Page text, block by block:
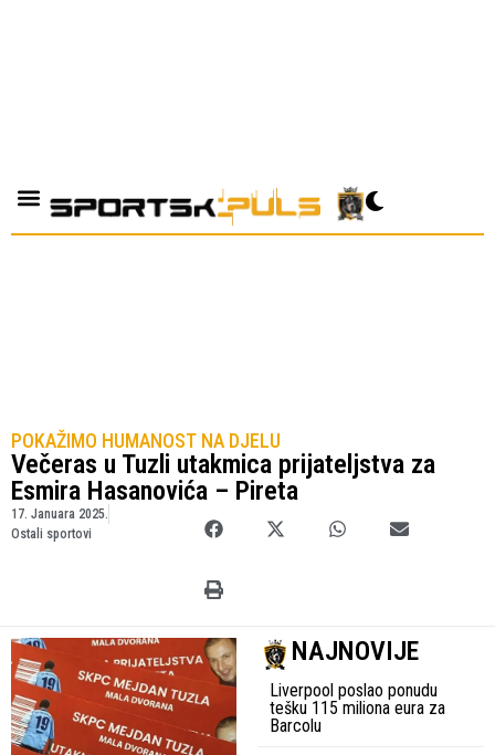
POKAŽIMO HUMANOST NA DJELU
Večeras u Tuzli utakmica prijateljstva za
Esmira Hasanovića – Pireta
17. Januara 2025.
Ostali sportovi
NAJNOVIJE
Liverpool poslao ponudu
tešku 115 miliona eura za
Barcolu